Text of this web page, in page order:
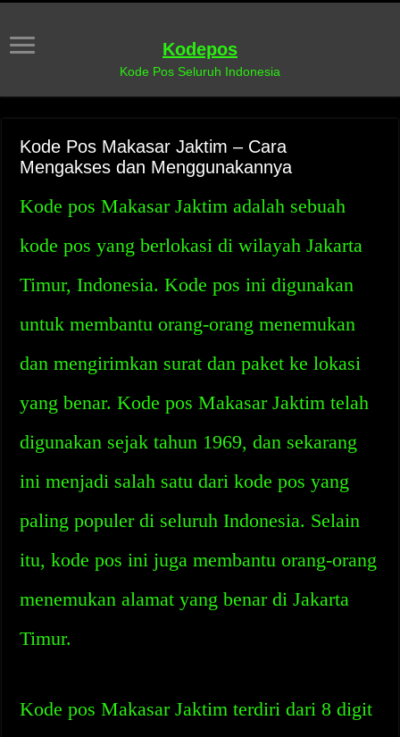
Kodepos
Kode Pos Seluruh Indonesia
Kode Pos Makasar Jaktim – Cara
Mengakses dan Menggunakannya
Kode pos Makasar Jaktim adalah sebuah
kode pos yang berlokasi di wilayah Jakarta
Timur, Indonesia. Kode pos ini digunakan
untuk membantu orang-orang menemukan
dan mengirimkan surat dan paket ke lokasi
yang benar. Kode pos Makasar Jaktim telah
digunakan sejak tahun 1969, dan sekarang
ini menjadi salah satu dari kode pos yang
paling populer di seluruh Indonesia. Selain
itu, kode pos ini juga membantu orang-orang
menemukan alamat yang benar di Jakarta
Timur.
Kode pos Makasar Jaktim terdiri dari 8 digit